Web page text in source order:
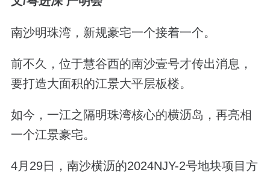
南沙明珠湾，新规豪宅一个接着一个。
前不久，位于慧谷西的南沙壹号才传出消息，
要打造大面积的江景大平层板楼。
如今，一江之隔明珠湾核心的横沥岛，再亮相
一个江景豪宅。
4月 29日，南沙横沥的2024NJY-2号地块项目方